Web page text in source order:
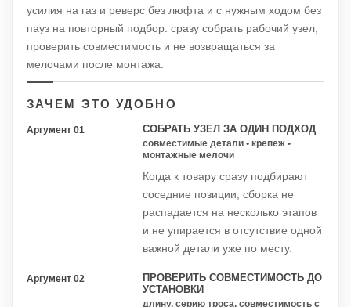
усилия на газ и реверс без люфта и с нужным ходом без
пауз на повторный подбор: сразу собрать рабочий узел,
проверить совместимость и не возвращаться за
мелочами после монтажа.
ЗАЧЕМ ЭТО УДОБНО
Аргумент 01 СОБРАТЬ УЗЕЛ ЗА ОДИН ПОДХОД
совместимые детали • крепеж •
монтажные мелочи
Когда к товару сразу подбирают
соседние позиции, сборка не
распадается на несколько этапов
и не упирается в отсутствие одной
важной детали уже по месту.
Аргумент 02
ПРОВЕРИТЬ СОВМЕСТИМОСТЬ ДО
УСТАНОВКИ
длину, серию троса, совместимость с